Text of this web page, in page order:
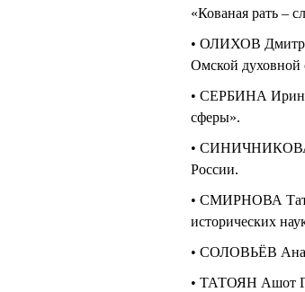
«Кованая рать –
• ОЛИХОВ
Омской духовной
• СЕРБИНА Ирина
сферы».
• СИНИЧНИКОВА
России.
• СМИРНОВА
исторических
• СОЛОВЬЁВ
• ТАТОЯН Ашот